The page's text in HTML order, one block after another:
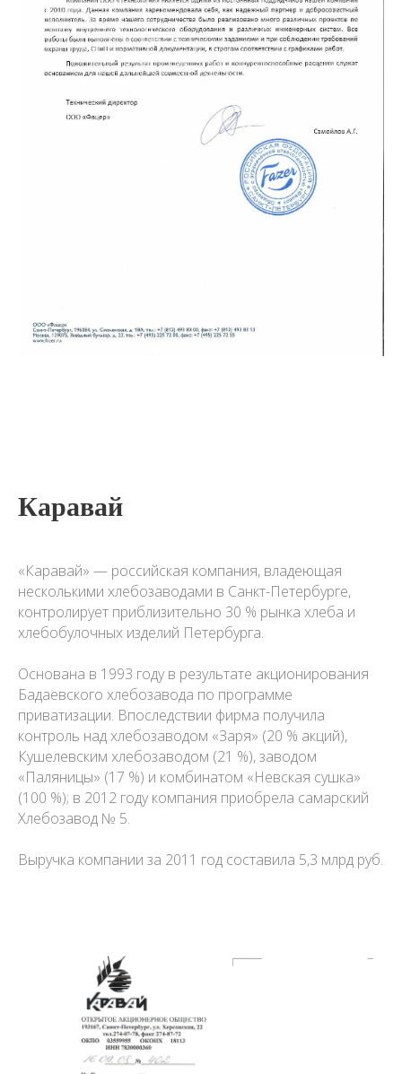
Каравай
«Каравай» — российская компания, владеющая
несколькими хлебозаводами в Санкт-Петербурге,
контролирует приблизительно 30 % рынка хлеба и
хлебобулочных изделий Петербурга.
Основана в 1993 году в результате акционирования
Бадаевского хлебозавода по программе
приватизации. Впоследствии фирма получила
контроль над хлебозаводом «Заря» (20 % акций),
Кушелевским хлебозаводом (21 %), заводом
«Паляницы» (17 %) и комбинатом «Невская сушка»
(100 %); в 2012 году компания приобрела самарский
Хлебозавод № 5.
Выручка компании за 2011 год составила 5,3 млрд руб.